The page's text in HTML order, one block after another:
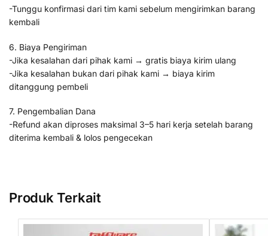
-Tunggu konfirmasi dari tim kami sebelum mengirimkan barang
kembali
6. Biaya Pengiriman
-Jika kesalahan dari pihak kami → gratis biaya kirim ulang
-Jika kesalahan bukan dari pihak kami → biaya kirim
ditanggung pembeli
7. Pengembalian Dana
-Refund akan diproses maksimal 3–5 hari kerja setelah barang
diterima kembali & lolos pengecekan
Produk Terkait